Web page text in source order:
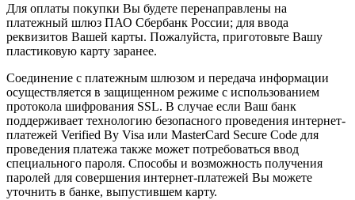
Для оплаты покупки Вы будете перенаправлены на
платежный шлюз ПАО Сбербанк России; для ввода
реквизитов Вашей карты. Пожалуйста, приготовьте Вашу
пластиковую карту заранее.
Соединение с платежным шлюзом и передача информации
осуществляется в защищенном режиме с использованием
протокола шифрования SSL. В случае если Ваш банк
поддерживает технологию безопасного проведения интернет-
платежей Verified By Visa или MasterCard Secure Code для
проведения платежа также может потребоваться ввод
специального пароля. Способы и возможность получения
паролей для совершения интернет-платежей Вы можете
уточнить в банке, выпустившем карту.